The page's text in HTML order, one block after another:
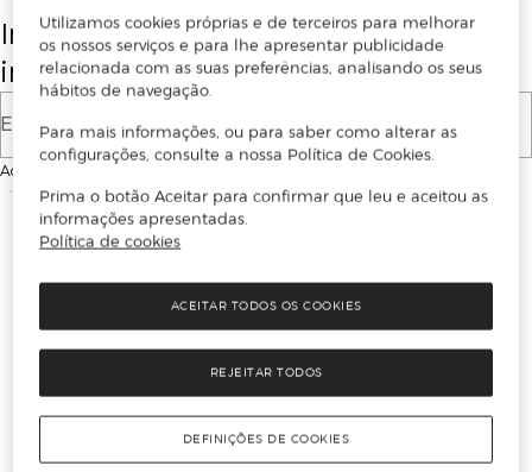
Insira o seu email para se registar ou
iniciar sessão.
E-mail
Ao continuar, aceitas as
Utilizamos cookies próprias e de terceiros para melhorar
os nossos serviços e para lhe apresentar publicidade
relacionada com as suas preferências, analisando os seus
hábitos de navegação.
Para mais informações, ou para saber como alterar as
configurações, consulte a nossa Política de Cookies.
Prima o botão Aceitar para confirmar que leu e aceitou as
informações apresentadas.
Política de cookies
REJEITAR TODOS
ACEITAR TODOS OS COOKIES
DEFINIÇÕES DE COOKIES